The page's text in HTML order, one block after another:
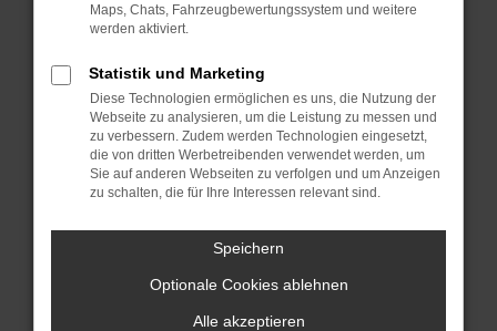
Prüfe deine Browsererweiterungen.
Manche Erweiterungen, wie Werbeblocker,
können das Laden bestimmter Seiten
verhindern. Funktioniert die Seite in einem
anderen Browser oder in einem privaten
Fenster?
Starte dein Gerät neu.
vorübergehende Probleme zu beheben.
Betriebssystem auf dem neuesten Stand
Maps, Chats, Fahrzeugbewertungssystem und weitere
werden aktiviert.
Statistik und Marketing
Diese Technologien ermöglichen es uns, die Nutzung der
Webseite zu analysieren, um die Leistung zu messen und
zu verbessern. Zudem werden Technologien eingesetzt,
die von dritten Werbetreibenden verwendet werden, um
Sie auf anderen Webseiten zu verfolgen und um Anzeigen
zu schalten, die für Ihre Interessen relevant sind.
Speichern
Optionale Cookies ablehnen
Alle akzeptieren